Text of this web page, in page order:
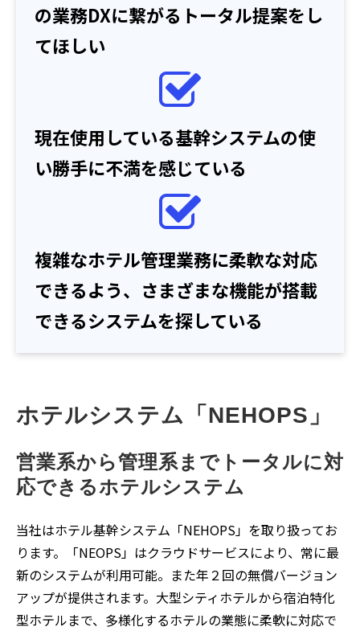
の業務DXに繋がるトータル提案をし
てほしい
現在使用している基幹システムの使
い勝手に不満を感じている
複雑なホテル管理業務に柔軟な対応
できるよう、さまざまな機能が搭載
できるシステムを探している
ホテルシステム「NEHOPS」
営業系から管理系までトータルに対
応できるホテルシステム
当社はホテル基幹システム「NEHOPS」を取り扱ってお
ります。「NEOPS」はクラウドサービスにより、常に最
新のシステムが利用可能。また年２回の無償バージョン
アップが提供されます。大型シティホテルから宿泊特化
型ホテルまで、多様化するホテルの業態に柔軟に対応で